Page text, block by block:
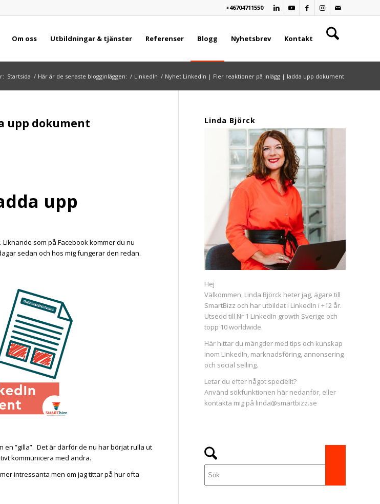
+46704711550
Om oss Utbildningar & tjänster Referenser Blogg Nyhetsbrev Kontakt
Startsida / Här är de senaste blogginläggen: / LinkedIn / Nyhet LinkedIn | Fler reaktioner på inlägg | ladda upp dokument
upp dokument
upp
som på Facebook kommer du nu
sedan och hos mig fungerar den redan.
”gilla”. Det är därför de nu har börjat rulla ut
kommunicera med andra.
intressanta men om jag tittar på hur ofta
Linda Björck
Hej
Välkommen, Linda Björck heter jag, ägare till
SmartBizz och har utbildat i LinkedIn i +12 år.
Utsedd till Nr 1 LinkedIn growth Sverige och
topp 10 worldwide.
Här hittar du mängder med tips och kunskap
inom LinkedIn, marknadsföring, annonsering
och social selling.
Letar du efter något speciellt?
Använd sökfunktionen här nedanför, eller
kontakta mig på linda@smartbizz.se